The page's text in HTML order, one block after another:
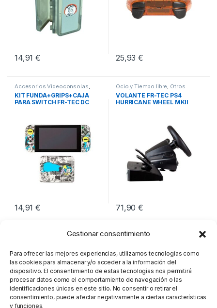
Gestionar consentimiento
Para ofrecer las mejores experiencias, utilizamos tecnologías como
las cookies para almacenar y/o acceder a la información del
dispositivo. El consentimiento de estas tecnologías nos permitirá
procesar datos como el comportamiento de navegación o las
identificaciones únicas en este sitio. No consentir o retirar el
consentimiento, puede afectar negativamente a ciertas características
y funciones.
14,91€ 25,93€
Accesorios Videoconsolas,
Ocio y Tiempo libre,
Videoconsolas
KIT FUNDA+GRIPS+CAJA
PARA SWITCH FR-TEC DC
14,91€
Ocio y Tiempo libre, Otros
Periféricos ,Volantes
VOLANTE FR-TEC PS4
HURRICANE WHEEL MKII
71,90€